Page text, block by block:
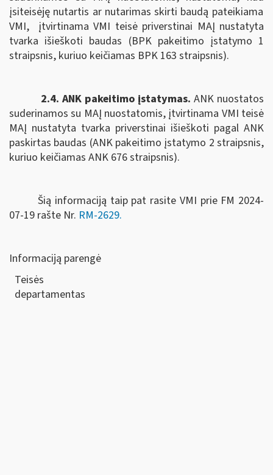
įsiteisėję nutartis ar nutarimas skirti baudą pateikiama
VMI,
įtvirtinama VMI teisė priverstinai MAĮ nustatyta
tvarka išieškoti baudas (BPK pakeitimo įstatymo 1
straipsnis, kuriuo keičiamas BPK 163 straipsnis).
2.4. ANK pakeitimo įstatymas. ANK nuostatos
suderinamos su MAĮ nuostatomis, įtvirtinama VMI teisė
MAĮ nustatyta tvarka priverstinai išieškoti pagal ANK
paskirtas baudas (ANK pakeitimo įstatymo 2 straipsnis,
kuriuo keičiamas ANK 676 straipsnis).
Šią informaciją taip pat rasite VMI prie FM 2024-
07-19 rašte Nr. RM-2629.
Informaciją parengė
Teisės